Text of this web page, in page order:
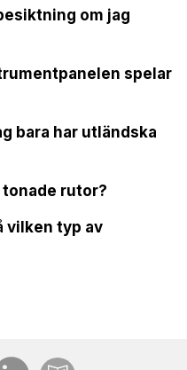
om jag
spelar
bara har utländska
tonade rutor?
vilken typ av